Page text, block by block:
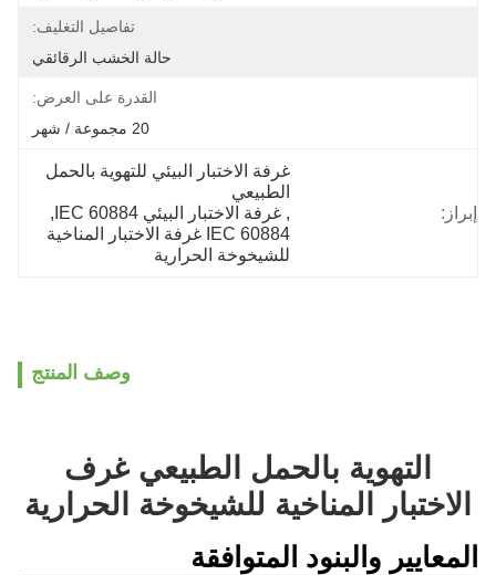
تفاصيل التغليف:
حالة الخشب الرقائقي
القدرة على العرض:
20 مجموعة / شهر
إبراز:
غرفة الاختبار البيئي للتهوية بالحمل
الطبيعي
, غرفة الاختبار البيئي IEC 60884
,
IEC 60884 غرفة الاختبار المناخية
للشيخوخة الحرارية
وصف المنتج
التهوية بالحمل الطبيعي غرف
الاختبار المناخية للشيخوخة الحرارية
المعايير والبنود المتوافقة